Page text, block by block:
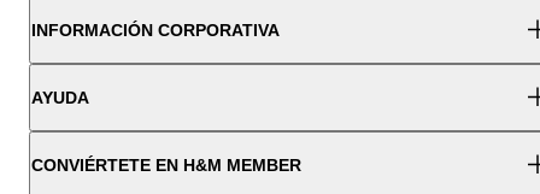
INFORMACIÓN CORPORATIVA
AYUDA
CONVIÉRTETE EN H&M MEMBER